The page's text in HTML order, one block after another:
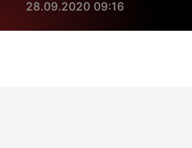
28.09.2020 09:16